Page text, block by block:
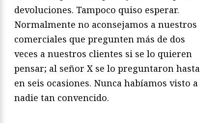
devoluciones. Tampoco quiso esperar.
Normalmente no aconsejamos a nuestros
comerciales que pregunten más de dos
veces a nuestros clientes si se lo quieren
pensar; al señor X se lo preguntaron hasta
en seis ocasiones. Nunca habíamos visto a
nadie tan convencido.